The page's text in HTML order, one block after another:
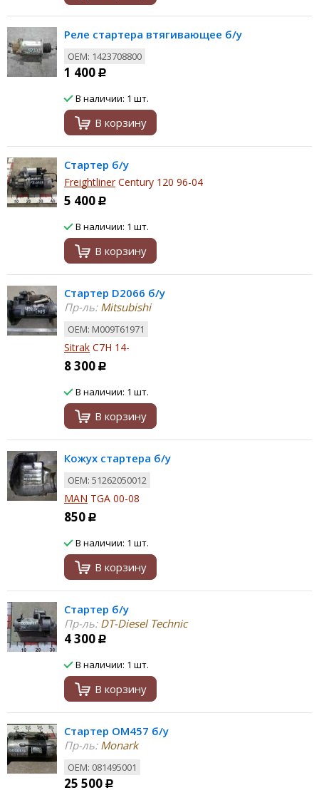
Реле стартера втягивающее б/у
ОЕМ: 1423708800
1 400 Р
В наличии: 1 шт.
В корзину
Стартер б/у
FreightlinerCentury 120 96-04
5 400 Р
В наличии: 1 шт.
В корзину
Стартер D2066 б/у
Пр-ль:Mitsubishi
ОЕМ: M009T61971
Sitrak C7H 14-
8 300 Р
В наличии: 1 шт.
В корзину
Кожух стартера б/у
ОЕМ: 51262050012
MAN TGA 00-08
850 Р
В наличии: 1 шт.
В корзину
Стартер б/у
Пр-ль:DT-Diesel Technic
4 300 Р
В наличии: 1 шт.
В корзину
Стартер OM457 б/у
Пр-ль:Monark
ОЕМ: 081495001
25 500 Р